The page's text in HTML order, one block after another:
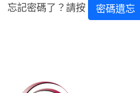
忘記密碼了？請按 密碼遺忘